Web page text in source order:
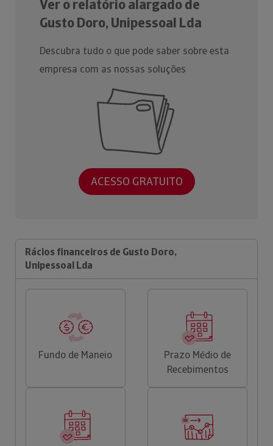
Ver o relatório alargado de
Gusto Doro, Unipessoal Lda
Descubra tudo o que pode saber sobre esta
empresa com as nossas soluções
ACESSO GRATUITO
Rácios financeiros de Gusto Doro,
Unipessoal Lda
Fundo de Maneio
Prazo Médio de
Recebimentos